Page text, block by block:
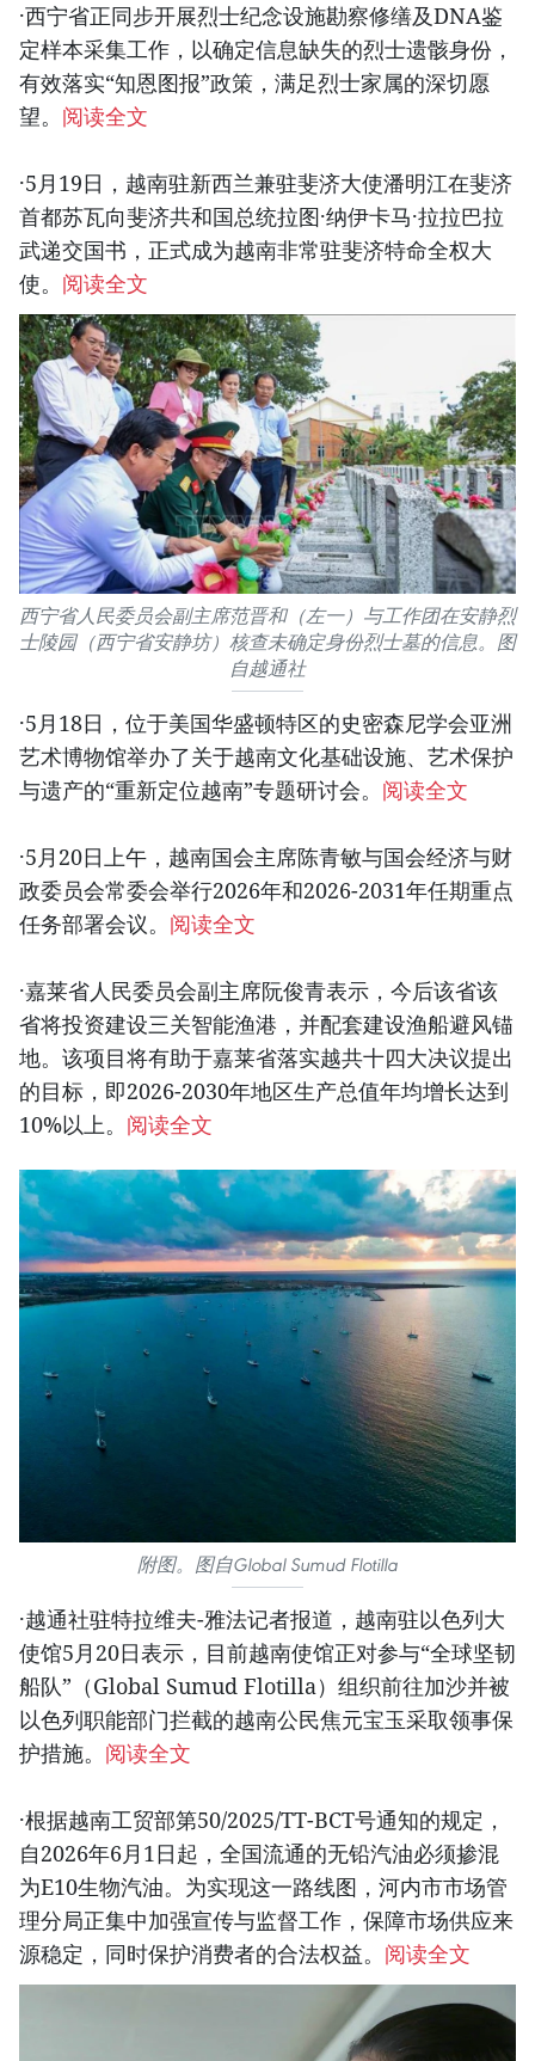
·西宁省正同步开展烈士纪念设施勘察修缮及DNA鉴
定样本采集工作，以确定信息缺失的烈士遗骸身份，
有效落实“知恩图报”政策，满足烈士家属的深切愿
望。 阅读全文
·5月19日，越南驻新西兰兼驻斐济大使潘明江在斐济
首都苏瓦向斐济共和国总统拉图·纳伊卡马·拉拉巴拉
武递交国书，正式成为越南非常驻斐济特命全权大
使。 阅读全文
西宁省人民委员会副主席范晋和（左一）与工作团在安静烈
士陵园（西宁省安静坊）核查未确定身份烈士墓的信息。图
自越通社
·5月18日，位于美国华盛顿特区的史密森尼学会亚洲
艺术博物馆举办了关于越南文化基础设施、艺术保护
与遗产的“重新定位越南”专题研讨会。 阅读全文
·5月20日上午，越南国会主席陈青敏与国会经济与财
政委员会常委会举行2026年和2026-2031年任期重点
任务部署会议。 阅读全文
·嘉莱省人民委员会副主席阮俊青表示，今后该省该
省将投资建设三关智能渔港，并配套建设渔船避风锚
地。该项目将有助于嘉莱省落实越共十四大决议提出
的目标，即2026-2030年地区生产总值年均增长达到
10%以上。 阅读全文
附图。图自Global Sumud Flotilla
·越通社驻特拉维夫-雅法记者报道，越南驻以色列大
使馆5月20日表示，目前越南使馆正对参与“全球坚韧
船队”（Global Sumud Flotilla）组织前往加沙并被
以色列职能部门拦截的越南公民焦元宝玉采取领事保
护措施。 阅读全文
·根据越南工贸部第50/2025/TT-BCT号通知的规定，
自2026年6月1日起，全国流通的无铅汽油必须掺混
为E10生物汽油。为实现这一路线图，河内市市场管
理分局正集中加强宣传与监督工作，保障市场供应来
源稳定，同时保护消费者的合法权益。 阅读全文